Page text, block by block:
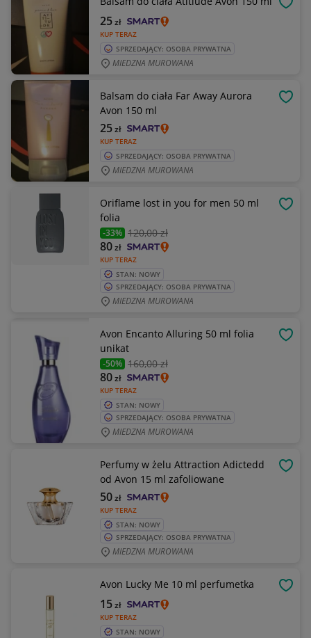
KUP TERAZ
25zł
SPRZEDAJĄCY: OSOBA PRYWATNA
MIEDZNA MUROWANA
Balsam do ciała Far Away Aurora
Avon 150 ml
KUP TERAZ
25zł
SPRZEDAJĄCY: OSOBA PRYWATNA
MIEDZNA MUROWANA
Oriflame lost in you for men 50 ml
folia
-33% 120,00 zł
KUP TERAZ
80zł
STAN: NOWY
SPRZEDAJĄCY: OSOBA PRYWATNA
MIEDZNA MUROWANA
Avon Encanto Alluring 50 ml folia
unikat
-50% 160,00 zł
KUP TERAZ
80zł
STAN: NOWY
SPRZEDAJĄCY: OSOBA PRYWATNA
MIEDZNA MUROWANA
Perfumy w żelu Attraction Adictedd
od Avon 15 ml zafoliowane
KUP TERAZ
50zł
STAN: NOWY
SPRZEDAJĄCY: OSOBA PRYWATNA
MIEDZNA MUROWANA
Avon Lucky Me 10 ml perfumetka
KUP TERAZ
15zł
STAN: NOWY